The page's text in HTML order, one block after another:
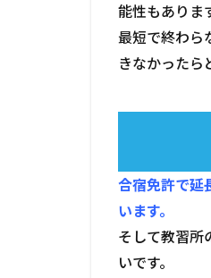
る
1.5
不安
ちゃ
った
ら？
1.5.1
能性もありま
最短で終わら
きなかったら
合宿免許で延
います。
そして教習所
いです。